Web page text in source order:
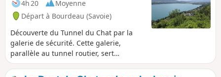
4h 20
Moyenne
Départ à Bourdeau (Savoie)
Découverte du Tunnel du Chat par la
galerie de sécurité. Cette galerie,
parallèle au tunnel routier, sert
d'évacuation en cas de sinistre. En
temps normal, c'est un passage utilisé